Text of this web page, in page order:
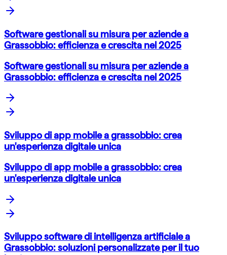
Software gestionali su misura per aziende a
Grassobbio: efficienza e crescita nel 2025
Software gestionali su misura per aziende a
Grassobbio: efficienza e crescita nel 2025
Sviluppo di app mobile a grassobbio: crea
un'esperienza digitale unica
Sviluppo di app mobile a grassobbio: crea
un'esperienza digitale unica
Sviluppo software di intelligenza artificiale a
Grassobbio: soluzioni personalizzate per il tuo